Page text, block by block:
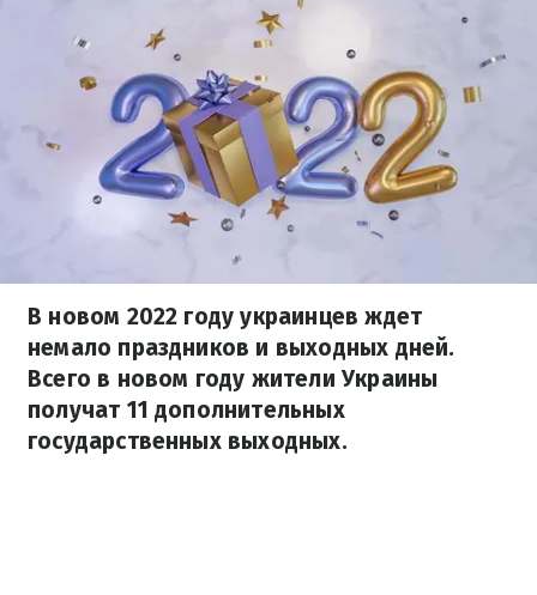
В новом 2022 году украинцев ждет
немало праздников и выходных дней.
Всего в новом году жители Украины
получат 11 дополнительных
государственных выходных.